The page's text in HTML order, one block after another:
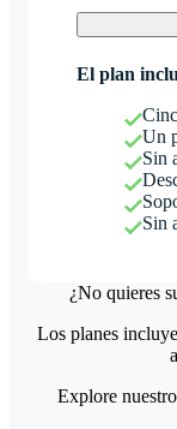
El plan
Un
Sin
Sin
¿No quieres
Los planes
Explore